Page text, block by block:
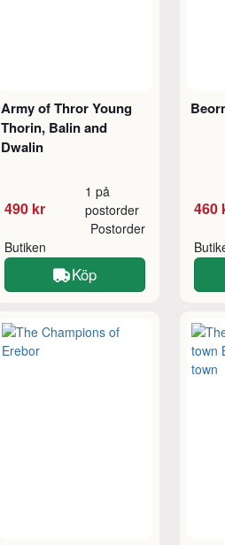
Army of Thror Young
Thorin, Balin and
Dwalin
490 kr
1 på
postorder
Butiken
Postorder
Köp
460